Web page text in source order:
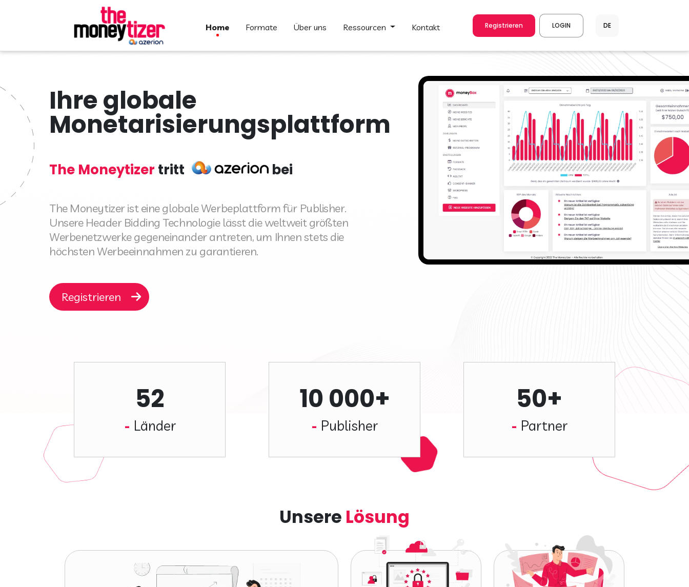
home formate über uns ressourcen kontakt Registrieren LOGIN
Ihre globale
Monetarisierungsplattform
The Moneytizer tritt bei
The Moneytizer ist eine globale Werbeplattform für Publisher.
Unsere Header Bidding Technologie lässt die weltweit größten
Werbenetzwerke gegeneinander antreten, um Ihnen stets die
höchsten Werbeeinnahmen zu garantieren.
Registrieren
52
Länder
10 000+
Publisher
50+
Partner
Unsere Lösung